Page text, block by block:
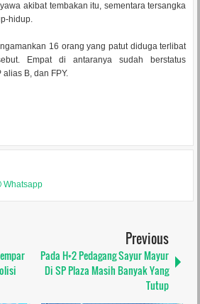
akibat tembakan itu, sementara tersangka
hidup.
16 orang yang patut diduga terlibat
Empat di antaranya sudah berstatus
alias B, dan FPY.
Whatsapp
Previous
Pada H+2 Pedagang Sayur Mayur
Di SP Plaza Masih Banyak Yang
Tutup